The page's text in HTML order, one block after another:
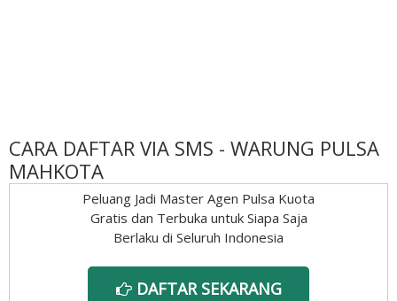
CARA DAFTAR VIA SMS - WARUNG PULSA
MAHKOTA
Peluang Jadi Master Agen Pulsa Kuota
Gratis dan Terbuka untuk Siapa Saja
Berlaku di Seluruh Indonesia
DAFTAR SEKARANG